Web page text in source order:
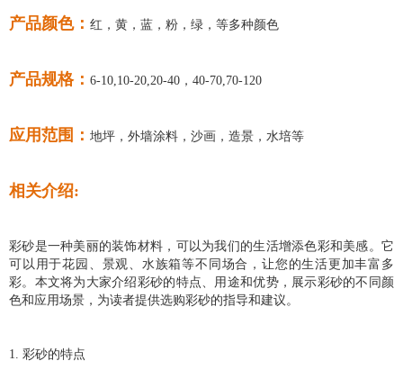
产品颜色： 红，黄，蓝，粉，绿，等多种颜色
产品规格： 6-10,10-20,20-40，40-70,70-120
应用范围： 地坪，外墙涂料，沙画，造景，水培等
相关介绍:
彩砂是一种美丽的装饰材料，可以为我们的生活增添色彩和美感。它
可以用于花园、景观、水族箱等不同场合，让您的生活更加丰富多
彩。本文将为大家介绍彩砂的特点、用途和优势，展示彩砂的不同颜
色和应用场景，为读者提供选购彩砂的指导和建议。
1. 彩砂的特点